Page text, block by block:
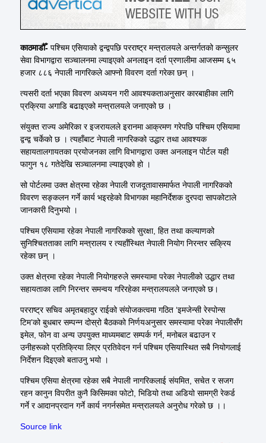
काठमाडौँ-पश्चिम एसियाको द्वन्द्वपछि परराष्ट्र मन्त्रालयले अन्तर्गतको कन्सुलर
सेवा विभागद्वारा सञ्चालनमा ल्याइएको अनलाइन दर्ता प्रणालीमा आजसम्म ६५
हजार ८८६ नेपाली नागरिकले आफ्नो विवरण दर्ता गरेका छन् ।
त्यसरी दर्ता भएका विवरण अध्ययन गरी आवश्यकताअनुसार कारबाहीका लागि
प्रक्रिया अगाडि बढाइएको मन्त्रालयले जनाएको छ ।
संयुक्त राज्य अमेरिका र इजरायलले इरानमा आक्रमण गरेपछि पश्चिम एसियामा
द्वन्द्व चर्केको छ । त्यहाँबाट नेपाली नागरिकको उद्धार तथा आवश्यक
सहायतालगायतका प्रयोजनका लागि विभागद्वारा उक्त अनलाइन पोर्टल यही
फागुन १८ गतेदेखि सञ्चालनमा ल्याइएको हो ।
सो पोर्टलमा उक्त क्षेत्रमा रहेका नेपाली राजदूतावासमार्फत नेपाली नागरिकको
विवरण सङ्कलन गर्ने कार्य भइरहेको विभागका महानिर्देशक दुरपदा सापकोटाले
जानकारी दिनुभयो ।
पश्चिम एसियामा रहेका नेपाली नागरिकको सुरक्षा, हित तथा कल्याणको
सुनिश्चितताका लागि मन्त्रालय र त्यहाँस्थित नेपाली नियोग निरन्तर सक्रिय
रहेका छन् ।
उक्त क्षेत्रमा रहेका नेपाली नियोगहरुले समस्यामा परेका नेपालीको उद्धार तथा
सहायताका लागि निरन्तर समन्वय गरिरहेका मन्त्रालयलले जनाएको छ।
परराष्ट्र सचिव अमृतबहादुर राईको संयोजकत्वमा गठित ‘इमजेन्सी रेस्पोन्स
टिम’को बुधबार सम्पन्न दोस्रो बैठकको निर्णयअनुसार समस्यामा परेका नेपालीसँग
इमेल, फोन वा अन्य उपयुक्त माध्यमबाट सम्पर्क गर्न, मनोबल बढाउन र
उनीहरूको प्रतिक्रिया लिएर प्रतिवेदन गर्न पश्चिम एसियास्थित सबै नियोगलाई
निर्देशन दिइएको बताउनु भयो ।
पश्चिम एसिया क्षेत्रमा रहेका सबै नेपाली नागरिकलाई संयमित, सचेत र सजग
रहन कानुन विपरीत कुनै किसिमका फोटो, भिडियो तथा अडियो सामग्री रेकर्ड
गर्ने र आदानप्रदान गर्ने कार्य नगर्नसमेत मन्त्रालयले अनुरोध गरेको छ ।।
Source link